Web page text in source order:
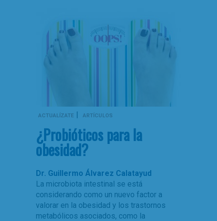
ACTUALÍZATE | ARTÍCULOS
¿Probióticos para la
obesidad?
Dr. Guillermo Álvarez Calatayud
La microbiota intestinal se está
considerando como un nuevo factor a
valorar en la obesidad y los trastornos
metabólicos asociados, como la